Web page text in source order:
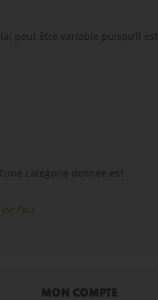
peut être variable puisqu’il est
catégorie donnée est
Pau.
MON COMPTE